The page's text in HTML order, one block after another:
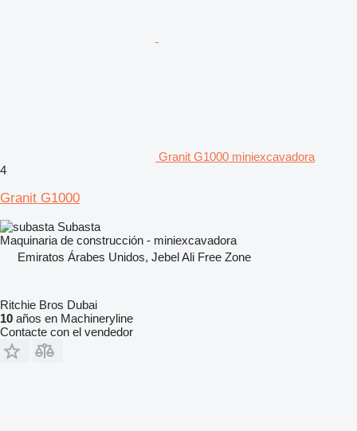
Granit G1000 miniexcavadora
4
Granit G1000
Subasta
Maquinaria de construcción - miniexcavadora
Emiratos Árabes Unidos, Jebel Ali Free Zone
Ritchie Bros Dubai
10 años en Machineryline
Contacte con el vendedor